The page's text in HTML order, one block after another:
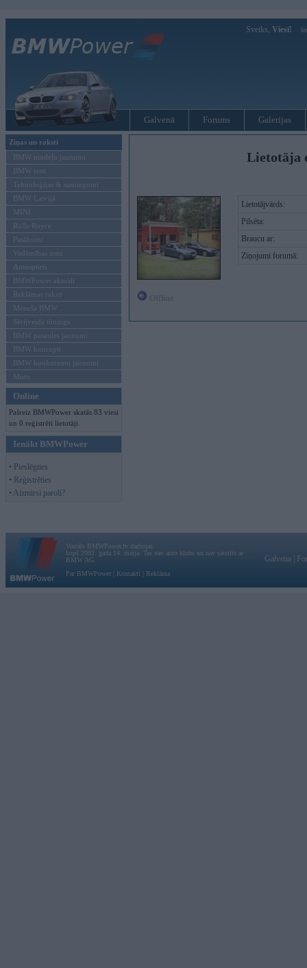
Sveiks, Viesi!
Galvenā Forums Galerijas
Ziņas un raksti
BMW modeļu jaunumi
BMW testi
Tehnoloģijas & sasniegumi
BMW Latvijā
MINI
Rolls-Royce
Pasākumi
Vadāmības tests
Autosports
BMWPower aktuāli
Reklāmas raksti
Mēneša BMW
Sērijveida tūnings
BMW pasaules jaunumi
BMW koncepti
BMW konkurentu jaunumi
Moto
Online
Pašreiz BMWPower skatās 83 viesi
un 0 reģistrēti lietotāji.
Ienākt BMWPower
• Pieslēgties
• Reģistrēties
• Aizmirsi paroli?
Lietotāja
Lietotājvārds:
Pilsēta:
Braucu ar:
Ziņojumi forumā:
Vortāls BMWPower.lv darbojas
kopš 2002. gada 14. maija. Tas nav auto klubs un nav saistīts ar
BMW AG.
Par BMWPower
Kontakti Reklāma
Galvena